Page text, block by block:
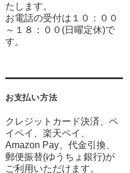
たします。
お電話の受付は１０：００
～１８：００(日曜定休)で
す。
お支払い方法
クレジットカード決済、ペ
イペイ、楽天ペイ、
Amazon Pay、代金引換、
郵便振替(ゆうちょ銀行)が
ご利用いただけます。